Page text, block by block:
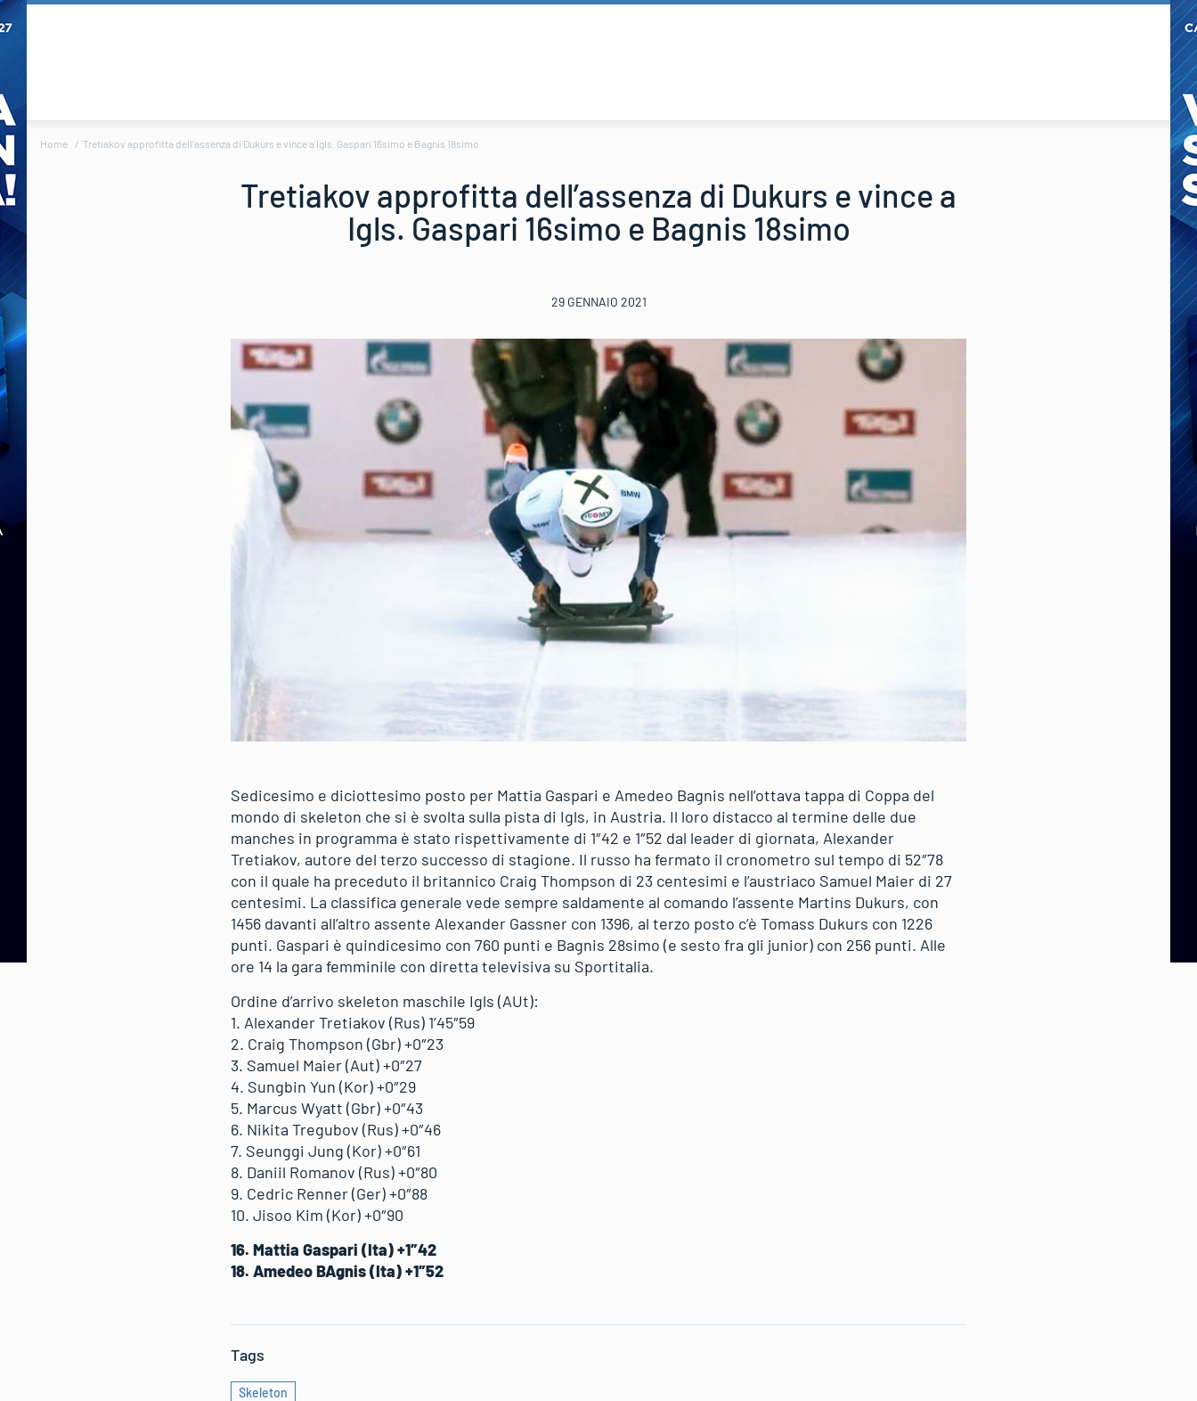
Home Tretiakov approfitta dell’assenza di Dukurs e vince a Igls. Gaspari 16simo e Bagnis 18simo
Tretiakov approfitta dell’assenza di Dukurs e vince a
Igls. Gaspari 16simo e Bagnis 18simo
29 GENNAIO 2021
Sedicesimo e diciottesimo posto per Mattia Gaspari e Amedeo Bagnis nell’ottava tappa di Coppa del
mondo di skeleton che si è svolta sulla pista di Igls, in Austria. Il loro distacco al termine delle due
manches in programma è stato rispettivamente di 1″42 e 1″52 dal leader di giornata, Alexander
Tretiakov, autore del terzo successo di stagione. Il russo ha fermato il cronometro sul tempo di 52″78
con il quale ha preceduto il britannico Craig Thompson di 23 centesimi e l’austriaco Samuel Maier di 27
centesimi. La classifica generale vede sempre saldamente al comando l’assente Martins Dukurs, con
1456 davanti all’altro assente Alexander Gassner con 1396, al terzo posto c’è Tomass Dukurs con 1226
punti. Gaspari è quindicesimo con 760 punti e Bagnis 28simo (e sesto fra gli junior) con 256 punti. Alle
ore 14 la gara femminile con diretta televisiva su Sportitalia.
Ordine d’arrivo skeleton maschile Igls (AUt):
1. Alexander Tretiakov (Rus) 1’45″59
2. Craig Thompson (Gbr) +0″23
3. Samuel Maier (Aut) +0″27
4. Sungbin Yun (Kor) +0″29
5. Marcus Wyatt (Gbr) +0″43
6. Nikita Tregubov (Rus) +0″46
7. Seunggi Jung (Kor) +0″61
8. Daniil Romanov (Rus) +0″80
9. Cedric Renner (Ger) +0″88
10. Jisoo Kim (Kor) +0″90
16. Mattia Gaspari (Ita) +1″42
18. Amedeo BAgnis (Ita) +1″52
Tags
Skeleton